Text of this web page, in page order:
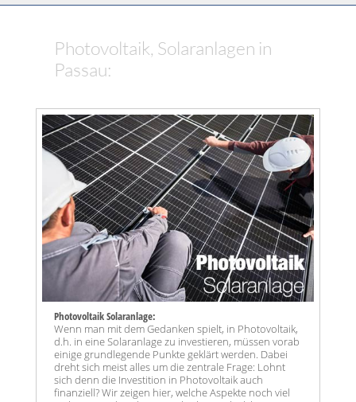
Photovoltaik, Solaranlagen in
Passau:
Photovoltaik Solaranlage:
Wenn man mit dem Gedanken spielt, in Photovoltaik,
d.h. in eine Solaranlage zu investieren, müssen vorab
einige grundlegende Punkte geklärt werden. Dabei
dreht sich meist alles um die zentrale Frage: Lohnt
sich denn die Investition in Photovoltaik auch
finanziell? Wir zeigen hier, welche Aspekte noch viel